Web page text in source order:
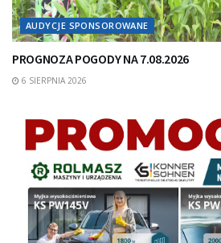
AUDYCJE SPONSOROWANE
PROGNOZA POGODY NA 7.08.2026
6 SIERPNIA 2026